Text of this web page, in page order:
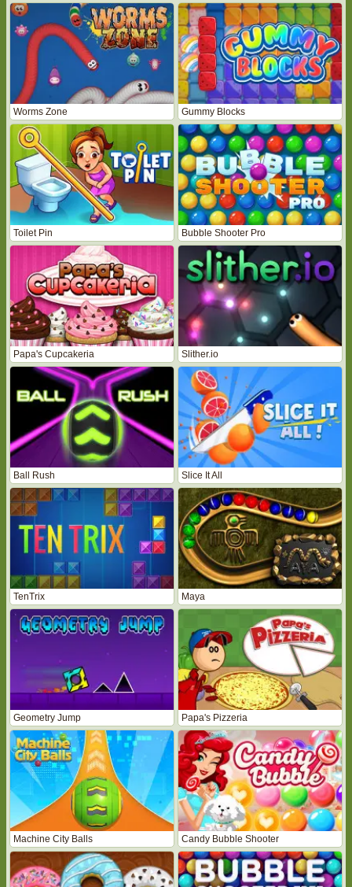
Worms Zone Gummy Blocks
Toilet Pin Bubble Shooter Pro
Papa's Cupcakeria Slither.io
Ball Rush Slice It All
TenTrix Maya
Geometry Jump Papa's Pizzeria
Machine City Balls Candy Bubble Shooter